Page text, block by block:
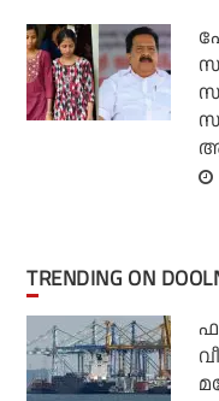
TRENDING ON